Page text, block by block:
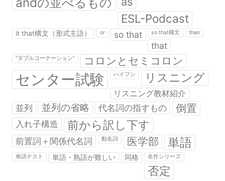
ESL-Podcast
it that構文（形式主語） or so that so that構文 than
that
“ダブルコーテーション” コロンとセミコロン
センター試験 ハイフン リスニング
リスニング教材紹介
並列 並列の省略 代名詞の指すもの 倒置
入れ子構造 前から訳し下す
前置詞＋関係代名詞 動名詞 医学部 単語
単語テスト 単語・熟語が難しい 同格 名作シリーズ
否定